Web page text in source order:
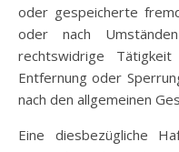
oder gespeicherte
oder nach
rechtswidrige
Entfernung oder
nach den allgemeinen
Eine diesbezügliche